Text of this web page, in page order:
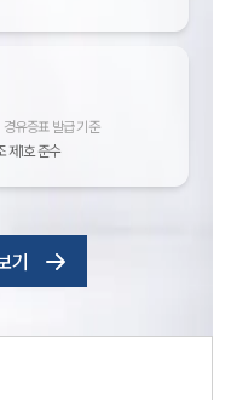
유증표 발급 기준
제1호 준수
기